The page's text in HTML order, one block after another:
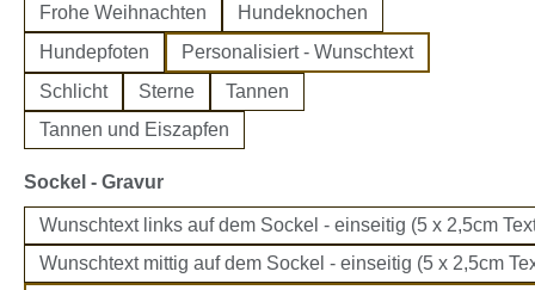
Frohe Weihnachten
Hundeknochen
Hundepfoten
Personalisiert - Wunschtext
Schlicht
Sterne
Tannen
Tannen und Eiszapfen
Sockel - Gravurauswählen
Wunschtext links auf dem Sockel - einseitig (5 x 2,5cm
Wunschtext mittig auf dem Sockel - einseitig (5 x 2,5cm